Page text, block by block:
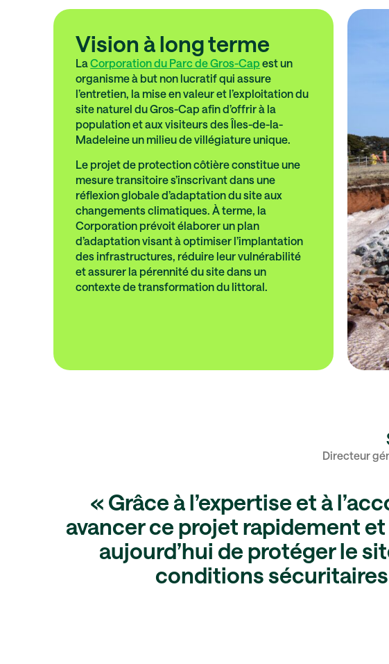
Vision à long terme
LaCorporation du Parc de Gros-Cap est un
organisme à but non lucratif qui assure
l’entretien, la mise en valeur et l’exploitation du
site naturel du Gros-Cap afin d’offrir à la
population et aux visiteurs des Îles-de-la-
Madeleine un milieu de villégiature unique.
Le projet de protection côtière constitue une
mesure transitoire s’inscrivant dans une
réflexion globale d’adaptation du site aux
changements climatiques. À terme, la
Corporation prévoit élaborer un plan
d’adaptation visant à optimiser l’implantation
des infrastructures, réduire leur vulnérabilité
et assurer la pérennité du site dans un
contexte de transformation du littoral.
« Grâce à l’expertise et à
avancer ce projet rapidement
aujourd’hui de protéger le
conditions
Directeur